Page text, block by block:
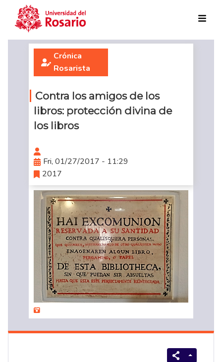
Skip to main content
Crónica
Rosarista
Contra los amigos de los
libros: protección divina de
los libros
Fri, 01/27/2017 - 11:29
2017